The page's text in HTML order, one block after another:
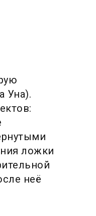
Уна).
ложки
неё